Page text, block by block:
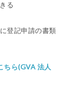
る
登記申請の書類
ちら(GVA 法人